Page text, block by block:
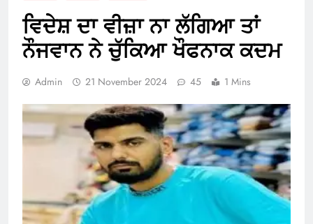
ਵਿਦੇਸ਼ ਦਾ ਵੀਜ਼ਾ ਨਾ ਲੱਗਿਆ ਤਾਂ
ਨੌਜਵਾਨ ਨੇ ਚੁੱਕਿਆ ਖੌਫਨਾਕ ਕਦਮ
Admin 21 November 2024 45 1 Mins